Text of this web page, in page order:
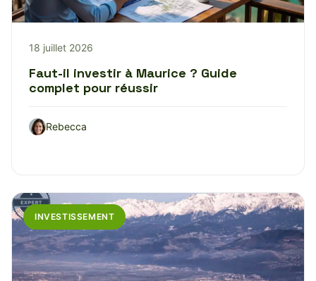
18 juillet 2026
Faut-il investir à Maurice ? Guide
complet pour réussir
Rebecca
INVESTISSEMENT